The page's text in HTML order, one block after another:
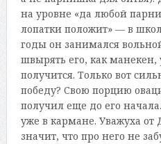
на уровне «да любой
лопатки положит» — в
годы он занимался
швырять его, как манекен,
получится. Только вот
победу? Свою порцию
получил еще до его
уже в кармане. Уважуха от
значит, что про него не